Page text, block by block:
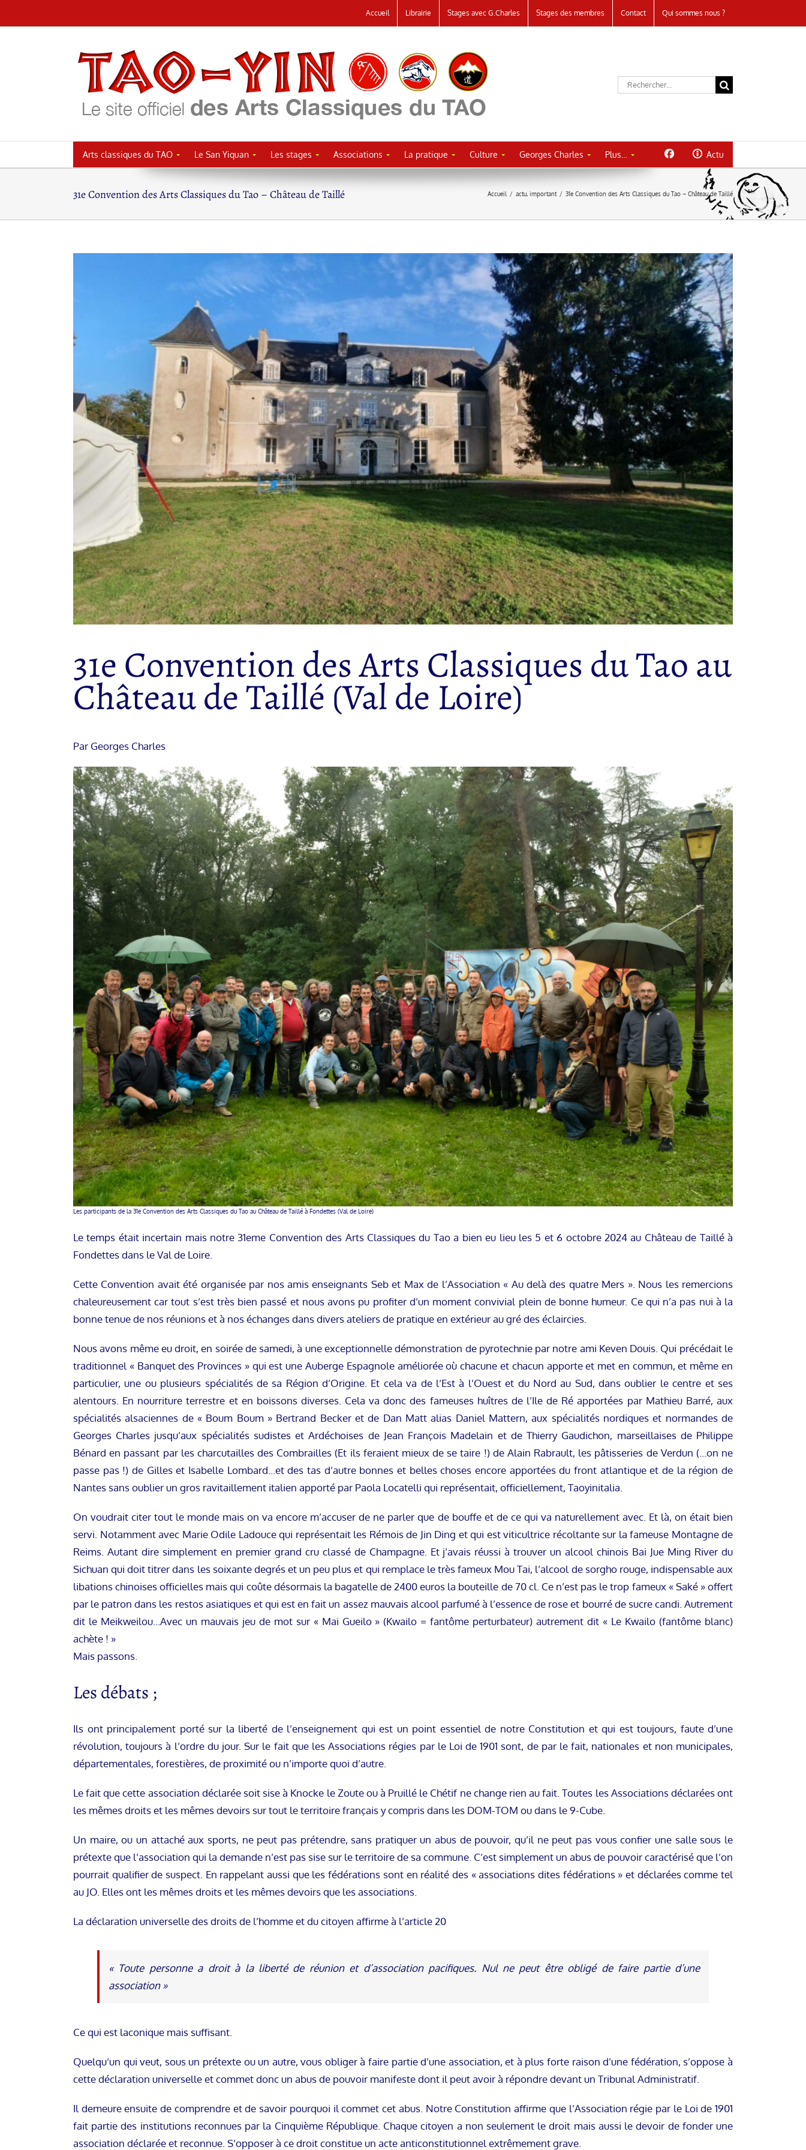
au
Accueil Librairie Stages avec G.Charles Stages des membres Contact Qui sommes nous ?
Rechercher:
Arts classiques du TAO Le San Yiquan Les stages Associations La pratique Culture Georges Charles Plus… Actu
31e Convention des Arts Classiques du Tao – Château de Taillé Accueil / actu, important / 31e Convention des Arts Classiques du Tao – Château de Taillé
31e Convention des Arts Classiques du Tao au
Château de Taillé (Val de Loire)
Par Georges Charles
Les participants de la 31e Convention des Arts Classiques du Tao au Château de Taillé à Fondettes (Val de Loire)
Le temps était incertain mais notre 31eme Convention des Arts Classiques du Tao a bien eu lieu les 5 et 6 octobre 2024 au Château de Taillé à
Fondettes dans le Val de Loire.
Cette Convention avait été organisée par nos amis enseignants Seb et Max de l’Association « Au delà des quatre Mers ». Nous les remercions
chaleureusement car tout s’est très bien passé et nous avons pu profiter d’un moment convivial plein de bonne humeur. Ce qui n’a pas nui à la
bonne tenue de nos réunions et à nos échanges dans divers ateliers de pratique en extérieur au gré des éclaircies.
Nous avons même eu droit, en soirée de samedi, à une exceptionnelle démonstration de pyrotechnie par notre ami Keven Douis. Qui précédait le
traditionnel « Banquet des Provinces » qui est une Auberge Espagnole améliorée où chacune et chacun apporte et met en commun, et même en
particulier, une ou plusieurs spécialités de sa Région d’Origine. Et cela va de l’Est à l’Ouest et du Nord au Sud, dans oublier le centre et ses
alentours. En nourriture terrestre et en boissons diverses. Cela va donc des fameuses huîtres de l’Ile de Ré apportées par Mathieu Barré, aux
spécialités alsaciennes de « Boum Boum » Bertrand Becker et de Dan Matt alias Daniel Mattern, aux spécialités nordiques et normandes de
Georges Charles jusqu’aux spécialités sudistes et Ardéchoises de Jean François Madelain et de Thierry Gaudichon, marseillaises de Philippe
Bénard en passant par les charcutailles des Combrailles (Et ils feraient mieux de se taire !) de Alain Rabrault, les pâtisseries de Verdun (…on ne
passe pas !) de Gilles et Isabelle Lombard…et des tas d’autre bonnes et belles choses encore apportées du front atlantique et de la région de
Nantes sans oublier un gros ravitaillement italien apporté par Paola Locatelli qui représentait, officiellement, Taoyinitalia.
On voudrait citer tout le monde mais on va encore m’accuser de ne parler que de bouffe et de ce qui va naturellement avec. Et là, on était bien
servi. Notamment avec Marie Odile Ladouce qui représentait les Rémois de Jin Ding et qui est viticultrice récoltante sur la fameuse Montagne de
Reims. Autant dire simplement en premier grand cru classé de Champagne. Et j’avais réussi à trouver un alcool chinois Bai Jue Ming River du
Sichuan qui doit titrer dans les soixante degrés et un peu plus et qui remplace le très fameux Mou Tai, l’alcool de sorgho rouge, indispensable aux
libations chinoises officielles mais qui coûte désormais la bagatelle de 2400 euros la bouteille de 70 cl. Ce n’est pas le trop fameux « Saké » offert
par le patron dans les restos asiatiques et qui est en fait un assez mauvais alcool parfumé à l’essence de rose et bourré de sucre candi. Autrement
dit le Meikweilou…Avec un mauvais jeu de mot sur « Mai Gueilo » (Kwailo = fantôme perturbateur) autrement dit « Le Kwailo (fantôme blanc)
achète ! »
Mais passons.
Les débats ;
Ils ont principalement porté sur la liberté de l’enseignement qui est un point essentiel de notre Constitution et qui est toujours, faute d’une
révolution, toujours à l’ordre du jour. Sur le fait que les Associations régies par le Loi de 1901 sont, de par le fait, nationales et non municipales,
départementales, forestières, de proximité ou n’importe quoi d’autre.
Le fait que cette association déclarée soit sise à Knocke le Zoute ou à Pruillé le Chétif ne change rien au fait. Toutes les Associations déclarées ont
les mêmes droits et les mêmes devoirs sur tout le territoire français y compris dans les DOM-TOM ou dans le 9-Cube.
Un maire, ou un attaché aux sports, ne peut pas prétendre, sans pratiquer un abus de pouvoir, qu’il ne peut pas vous confier une salle sous le
prétexte que l’association qui la demande n’est pas sise sur le territoire de sa commune. C’est simplement un abus de pouvoir caractérisé que l’on
pourrait qualifier de suspect. En rappelant aussi que les fédérations sont en réalité des « associations dites fédérations » et déclarées comme tel
au JO. Elles ont les mêmes droits et les mêmes devoirs que les associations.
La déclaration universelle des droits de l’homme et du citoyen affirme à l’article 20
« Toute personne a droit à la liberté de réunion et d’association pacifiques. Nul ne peut être obligé de faire partie d’une
association »
Ce qui est laconique mais suffisant.
Quelqu’un qui veut, sous un prétexte ou un autre, vous obliger à faire partie d’une association, et à plus forte raison d’une fédération, s’oppose à
cette déclaration universelle et commet donc un abus de pouvoir manifeste dont il peut avoir à répondre devant un Tribunal Administratif.
Il demeure ensuite de comprendre et de savoir pourquoi il commet cet abus. Notre Constitution affirme que l’Association régie par le Loi de 1901
fait partie des institutions reconnues par la Cinquième République. Chaque citoyen a non seulement le droit mais aussi le devoir de fonder une
association déclarée et reconnue. S’opposer à ce droit constitue un acte anticonstitutionnel extrêmement grave.